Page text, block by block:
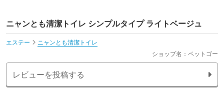
ニャンとも清潔トイレ シンプルタイプ ライトベージュ
エステー
ニャンとも清潔トイレ
ショップ名：ペットゴー
レビューを投稿する